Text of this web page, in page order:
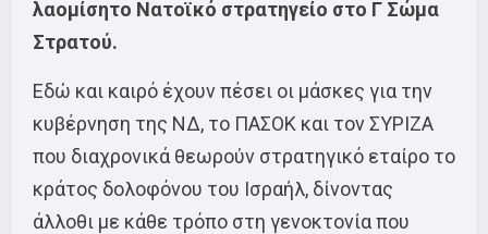
λαομίσητο Νατοϊκό στρατηγείο στο Γ Σώμα
Στρατού.
Εδώ και καιρό έχουν πέσει οι μάσκες για την
κυβέρνηση της ΝΔ, το ΠΑΣΟΚ και τον ΣΥΡΙΖΑ
που διαχρονικά θεωρούν στρατηγικό εταίρο το
κράτος δολοφόνου του Ισραήλ, δίνοντας
άλλοθι με κάθε τρόπο στη γενοκτονία που